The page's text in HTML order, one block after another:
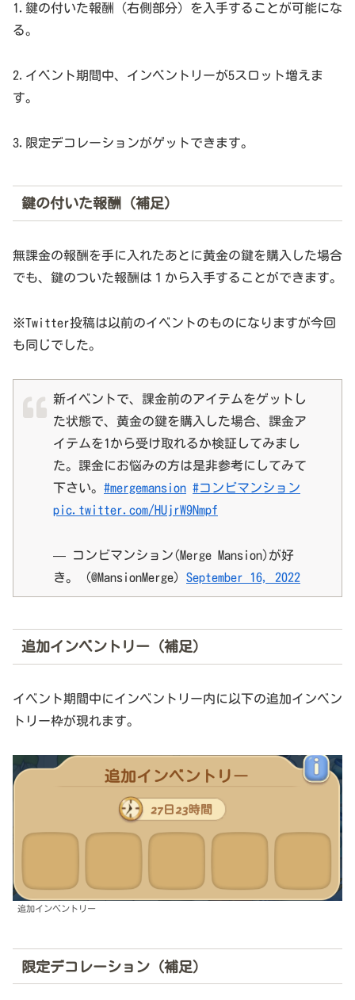
1.鍵の付いた報酬（右側部分）を入手することが可能にな
る。
2.イベント期間中、インベントリーが5スロット増えま
す。
3.限定デコレーションがゲットできます。
鍵の付いた報酬（補足）
無課金の報酬を手に入れたあとに黄金の鍵を購入した場合
でも、鍵のついた報酬は１から入手することができます。
※Twitter投稿は以前のイベントのものになりますが今回
も同じでした。
新イベントで、課金前のアイテムをゲットし
た状態で、黄金の鍵を購入した場合、課金ア
イテムを1から受け取れるか検証してみまし
た。課金にお悩みの方は是非参考にしてみて
下さい。 #mergemansion #コンビマンション
pic.twitter.com/HUjrW9Nmpf
— コンビマンション(Merge Mansion)が好
き。 (@MansionMerge) September 16, 2022
追加インベントリー（補足）
イベント期間中にインベントリー内に以下の追加インベン
トリー枠が現れます。
追加インベントリー
限定デコレーション（補足）